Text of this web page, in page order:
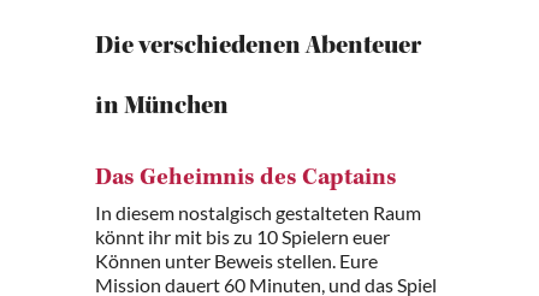
Die verschiedenen Abenteuer
in München
Das Geheimnis des Captains
In diesem nostalgisch gestalteten Raum
könnt ihr mit bis zu 10 Spielern euer
Können unter Beweis stellen. Eure
Mission dauert 60 Minuten, und das Spiel